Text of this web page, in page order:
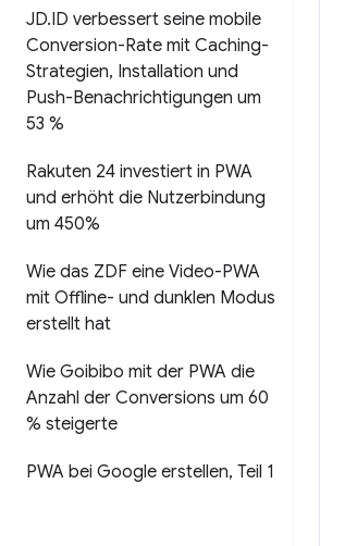
JD.ID verbessert seine mobile
Conversion-Rate mit Caching-
Strategien, Installation und
Push-Benachrichtigungen um
53 %
Rakuten 24 investiert in PWA
und erhöht die Nutzerbindung
um 450%
Wie das ZDF eine Video-PWA
mit Offline- und dunklen Modus
erstellt hat
Wie Goibibo mit der PWA die
Anzahl der Conversions um 60
% steigerte
PWA bei Google erstellen, Teil 1